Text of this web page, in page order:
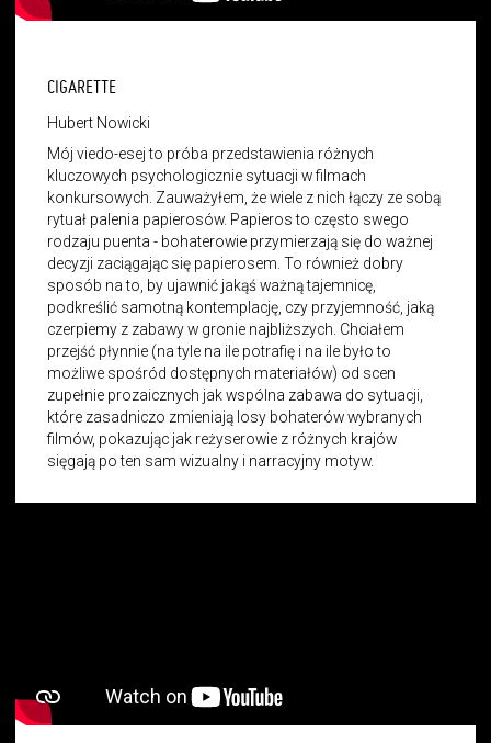
CIGARETTE
Hubert Nowicki
Mój viedo-esej to próba przedstawienia różnych
kluczowych psychologicznie sytuacji w filmach
konkursowych. Zauważyłem, że wiele z nich łączy ze sobą
rytuał palenia papierosów. Papieros to często swego
rodzaju puenta - bohaterowie przymierzają się do ważnej
decyzji zaciągając się papierosem. To również dobry
sposób na to, by ujawnić jakąś ważną tajemnicę,
podkreślić samotną kontemplację, czy przyjemność, jaką
czerpiemy z zabawy w gronie najbliższych. Chciałem
przejść płynnie (na tyle na ile potrafię i na ile było to
możliwe spośród dostępnych materiałów) od scen
zupełnie prozaicznych jak wspólna zabawa do sytuacji,
które zasadniczo zmieniają losy bohaterów wybranych
filmów, pokazując jak reżyserowie z różnych krajów
sięgają po ten sam wizualny i narracyjny motyw.